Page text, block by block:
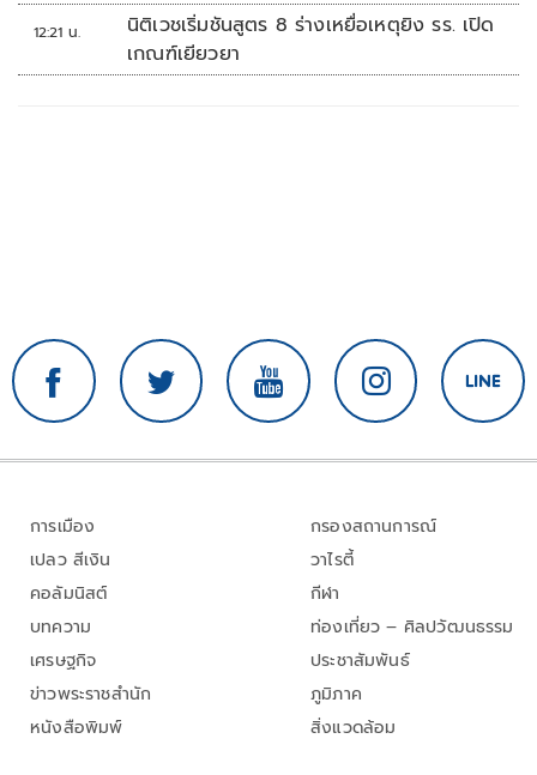
12:21 น.
นิติเวชเริ่มชันสูตร 8 ร่างเหยื่อเหตุยิง รร. เปิด
เกณฑ์เยียวยา
การเมือง
เปลว สีเงิน
คอลัมนิสต์
บทความ
เศรษฐกิจ
ข่าวพระราชสำนัก
หนังสือพิมพ์
กรองสถานการณ์
วาไรตี้
กีฬา
ท่องเที่ยว – ศิลปวัฒนธรรม
ประชาสัมพันธ์
ภูมิภาค
สิ่งแวดล้อม